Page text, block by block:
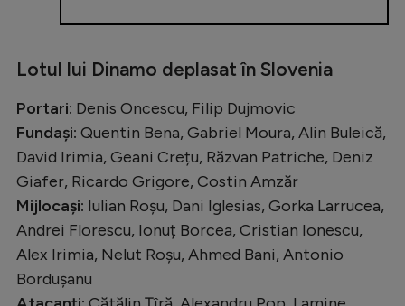
Lotul lui Dinamo deplasat în Slovenia
Portari: Denis Oncescu, Filip Dujmovic
Fundași: Quentin Bena, Gabriel Moura, Alin Buleică,
David Irimia, Geani Crețu, Răzvan Patriche, Deniz
Giafer, Ricardo Grigore, Costin Amzăr
Mijlocași: Iulian Roșu, Dani Iglesias, Gorka Larrucea,
Andrei Florescu, Ionuț Borcea, Cristian Ionescu,
Alex Irimia, Nelut Roșu, Ahmed Bani, Antonio
Bordușanu